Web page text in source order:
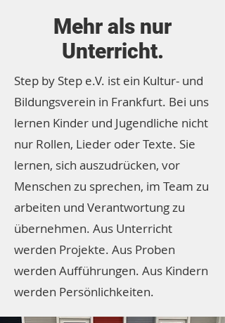
Mehr als nur
Unterricht.
Step by Step e.V. ist ein Kultur- und
Bildungsverein in Frankfurt. Bei uns
lernen Kinder und Jugendliche nicht
nur Rollen, Lieder oder Texte. Sie
lernen, sich auszudrücken, vor
Menschen zu sprechen, im Team zu
arbeiten und Verantwortung zu
übernehmen. Aus Unterricht
werden Projekte. Aus Proben
werden Aufführungen. Aus Kindern
werden Persönlichkeiten.